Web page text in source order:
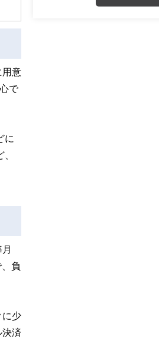
用意
で
に
負
に少
決済